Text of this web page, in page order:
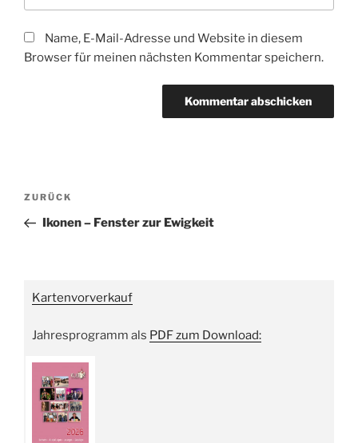
Name, E-Mail-Adresse und Website in diesem
Browser für meinen nächsten Kommentar speichern.
Beitragsnavigation
Vorheriger
Beitrag
ZURÜCK
Ikonen – Fenster zur Ewigkeit
Kartenvorverkauf
Jahresprogramm als PDF zum Download: